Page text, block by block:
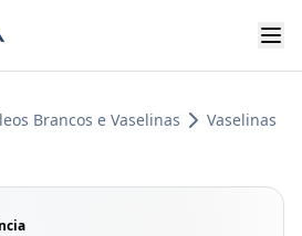
Brancos e Vaselinas
Vaselinas